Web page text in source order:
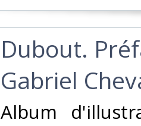
‎Dubout.
Gabriel
‎Album